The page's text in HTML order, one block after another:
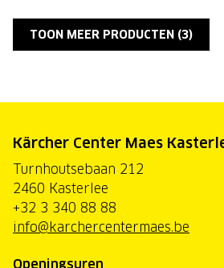
TOON MEER PRODUCTEN (3)
Kärcher Center Maes
Turnhoutsebaan 212
2460 Kasterlee
+32 3 340 88 88
info@karchercentermaes.be
Openingsuren